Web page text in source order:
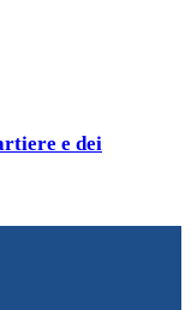
e dei